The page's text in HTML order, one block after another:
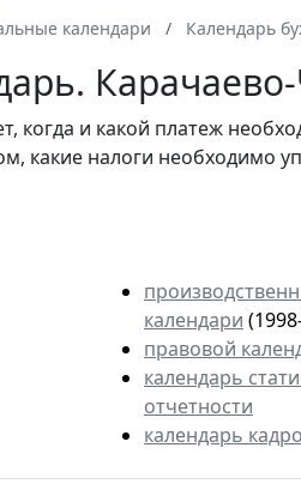
календари Календарь
когда и какой платеж
какие налоги необходимо
календари
правовой
календарь
отчетности
календарь